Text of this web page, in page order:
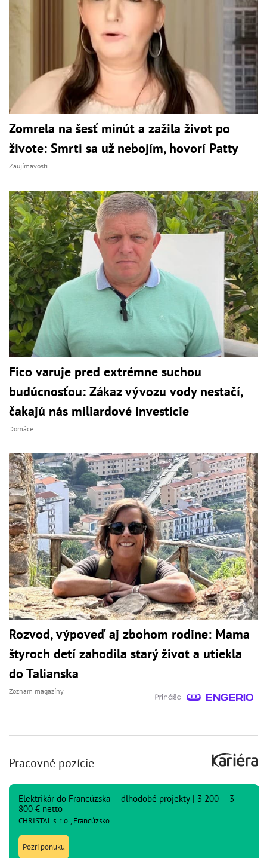
Zomrela na šesť minút a zažila život po
živote: Smrti sa už nebojím, hovorí Patty
Zaujímavosti
Fico varuje pred extrémne suchou
budúcnosťou: Zákaz vývozu vody nestačí,
čakajú nás miliardové investície
Domáce
Rozvod, výpoveď aj zbohom rodine: Mama
štyroch detí zahodila starý život a utiekla
do Talianska
Zoznam magazíny
Pracovné pozície
Elektrikár do Francúzska – dlhodobé projekty | 3 200 – 3
800 € netto
CHRISTAL s. r. o., Francúzsko
Pozri ponuku